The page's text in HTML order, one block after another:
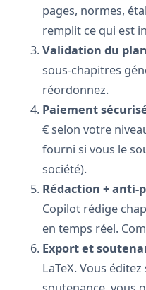
pages, normes,
remplit ce qui est
Validation du
sous-chapitres
réordonnez.
Paiement
€ selon votre
fourni si vous le
société).
Rédaction + anti-
Copilot rédige
en temps réel.
Export et
LaTeX. Vous